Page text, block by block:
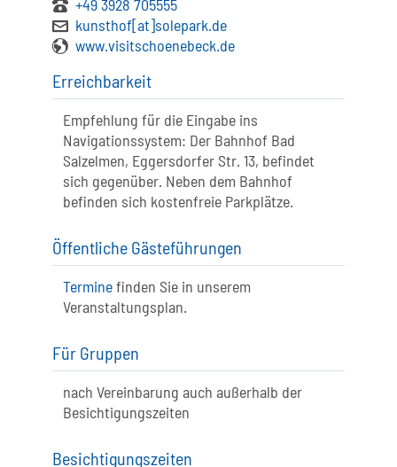
+49 3928 705555
kunsthof[at]solepark.de
www.visitschoenebeck.de
Erreichbarkeit
Empfehlung für die Eingabe ins
Navigationssystem: Der Bahnhof Bad
Salzelmen, Eggersdorfer Str. 13, befindet
sich gegenüber. Neben dem Bahnhof
befinden sich kostenfreie Parkplätze.
Öffentliche Gästeführungen
Terminefinden Sie in unserem
Veranstaltungsplan.
Für Gruppen
nach Vereinbarung auch außerhalb der
Besichtigungszeiten
Besichtigungszeiten